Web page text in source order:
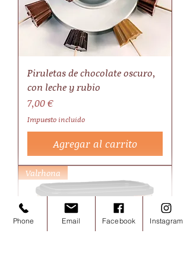
Piruletas de chocolate oscuro,
con leche y rubio
Precio
7,00 €
Impuesto incluido
Agregar al carrito
Valrhona
Phone Email Facebook Instagram